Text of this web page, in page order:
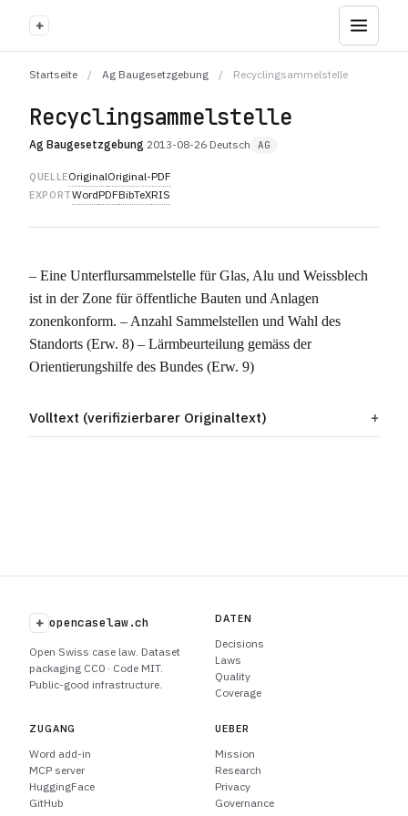
+
Startseite / Ag Baugesetzgebung / Recyclingsammelstelle
Recyclingsammelstelle
Ag Baugesetzgebung·2013-08-26·Deutsch AG
QUELLEOriginalOriginal-PDF
EXPORTWordPDFBibTeXRIS
– Eine Unterflursammelstelle für Glas, Alu und Weissblech
ist in der Zone für öffentliche Bauten und Anlagen
zonenkonform. – Anzahl Sammelstellen und Wahl des
Standorts (Erw. 8) – Lärmbeurteilung gemäss der
Orientierungshilfe des Bundes (Erw. 9)
Volltext (verifizierbarer Originaltext)
+ opencaselaw.ch
Open Swiss case law. Dataset
packaging CC0 · Code MIT.
Public-good infrastructure.
DATEN
Decisions
Laws
Quality
Coverage
ZUGANG
Word add-in
MCP server
HuggingFace
GitHub
UEBER
Mission
Research
Privacy
Governance